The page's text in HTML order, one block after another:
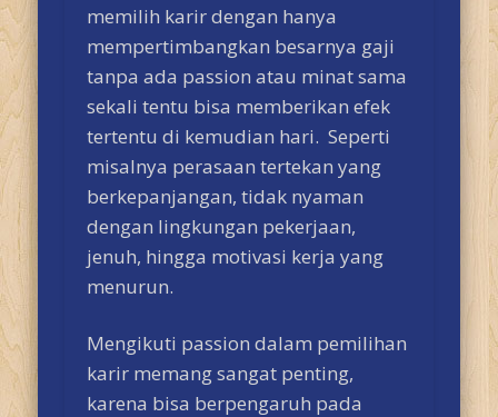
memilih karir dengan hanya
mempertimbangkan besarnya gaji
tanpa ada passion atau minat sama
sekali tentu bisa memberikan efek
tertentu di kemudian hari. Seperti
misalnya perasaan tertekan yang
berkepanjangan, tidak nyaman
dengan lingkungan pekerjaan,
jenuh, hingga motivasi kerja yang
menurun.
Mengikuti passion dalam pemilihan
karir memang sangat penting,
karena bisa berpengaruh pada